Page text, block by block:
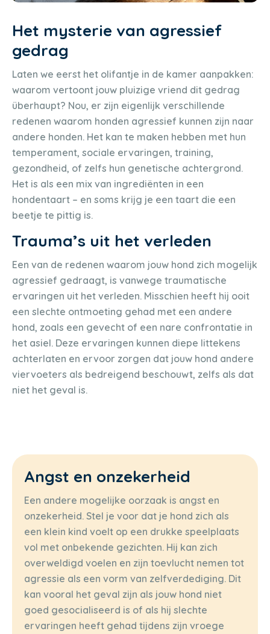
Het mysterie van agressief
gedrag
Laten we eerst het olifantje in de kamer aanpakken:
waarom vertoont jouw pluizige vriend dit gedrag
überhaupt? Nou, er zijn eigenlijk verschillende
redenen waarom honden agressief kunnen zijn naar
andere honden. Het kan te maken hebben met hun
temperament, sociale ervaringen, training,
gezondheid, of zelfs hun genetische achtergrond.
Het is als een mix van ingrediënten in een
hondentaart – en soms krijg je een taart die een
beetje te pittig is.
Trauma’s uit het verleden
Een van de redenen waarom jouw hond zich mogelijk
agressief gedraagt, is vanwege traumatische
ervaringen uit het verleden. Misschien heeft hij ooit
een slechte ontmoeting gehad met een andere
hond, zoals een gevecht of een nare confrontatie in
het asiel. Deze ervaringen kunnen diepe littekens
achterlaten en ervoor zorgen dat jouw hond andere
viervoeters als bedreigend beschouwt, zelfs als dat
niet het geval is.
Angst en onzekerheid
Een andere mogelijke oorzaak is angst en
onzekerheid. Stel je voor dat je hond zich als
een klein kind voelt op een drukke speelplaats
vol met onbekende gezichten. Hij kan zich
overweldigd voelen en zijn toevlucht nemen tot
agressie als een vorm van zelfverdediging. Dit
kan vooral het geval zijn als jouw hond niet
goed gesocialiseerd is of als hij slechte
ervaringen heeft gehad tijdens zijn vroege